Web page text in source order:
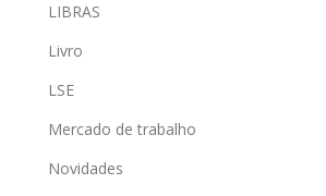
LIBRAS
Livro
LSE
Mercado de trabalho
Novidades